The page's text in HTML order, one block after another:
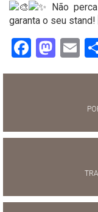
Não
garanta o seu stand!